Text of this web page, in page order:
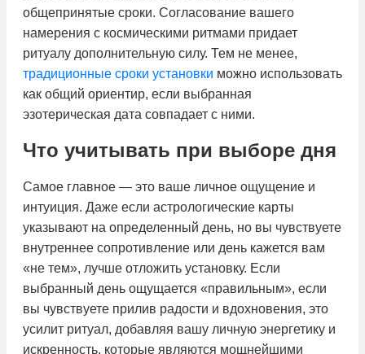
общепринятые сроки. Согласование вашего
намерения с космическими ритмами придает
ритуалу дополнительную силу. Тем не менее,
традиционные сроки установки можно использовать
как общий ориентир, если выбранная
эзотерическая дата совпадает с ними.
Что учитывать при выборе дня
Самое главное — это ваше личное ощущение и
интуиция. Даже если астрологические карты
указывают на определенный день, но вы чувствуете
внутреннее сопротивление или день кажется вам
«не тем», лучше отложить установку. Если
выбранный день ощущается «правильным», если
вы чувствуете прилив радости и вдохновения, это
усилит ритуал, добавляя вашу личную энергетику и
искренность, которые являются мощнейшими